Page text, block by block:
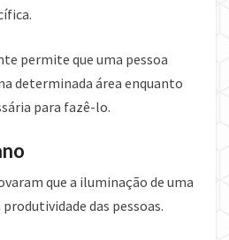
permite que uma pessoa
determinada área enquanto
para fazê-lo.
que a iluminação de uma
das pessoas.